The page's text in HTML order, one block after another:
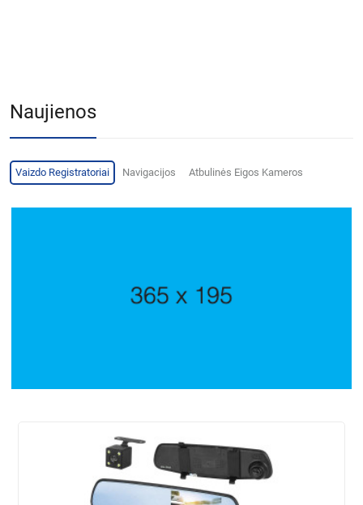
Naujienos
Vaizdo Registratoriai Navigacijos Atbulinės Eigos Kameros